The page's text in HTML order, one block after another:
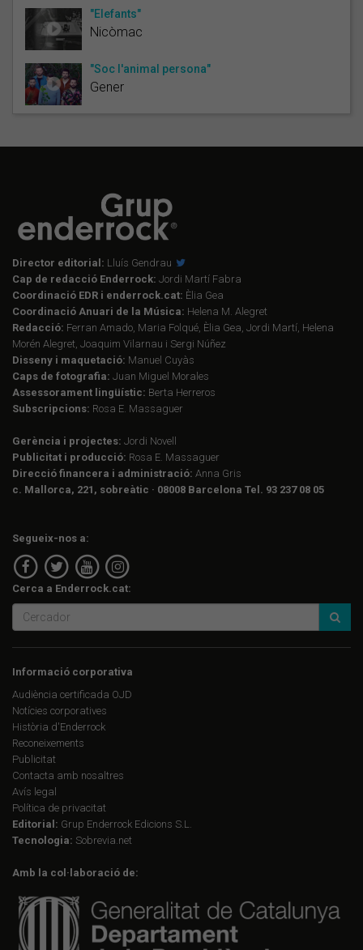
"Elefants"
Nicòmac
"Soc l'animal persona"
Gener
Director editorial: Lluís Gendrau
Cap de redacció Enderrock: Jordi Martí Fabra
Coordinació EDR i enderrock.cat: Èlia Gea
Coordinació Anuari de la Música: Helena M. Alegret
Redacció: Ferran Amado, Maria Folqué, Èlia Gea, Jordi Martí, Helena
Morén Alegret, Joaquim Vilarnau i Sergi Núñez
Disseny i maquetació: Manuel Cuyàs
Caps de fotografia: Juan Miguel Morales
Assessorament lingüístic: Berta Herreros
Subscripcions: Rosa E. Massaguer
Gerència i projectes: Jordi Novell
Publicitat i producció: Rosa E. Massaguer
Direcció financera i administració: Anna Gris
c. Mallorca, 221, sobreàtic · 08008 Barcelona Tel. 93 237 08 05
Segueix-nos a:
Cerca a Enderrock.cat:
Informació corporativa
Audiència certificada OJD
Notícies corporatives
Història d'Enderrock
Reconeixements
Publicitat
Contacta amb nosaltres
Avís legal
Política de privacitat
Editorial: Grup Enderrock Edicions S.L.
Tecnologia: Sobrevia.net
Amb la col·laboració de: